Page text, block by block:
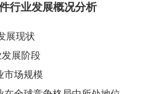
行业发展概况分析
展现状
发展阶段
市场规模